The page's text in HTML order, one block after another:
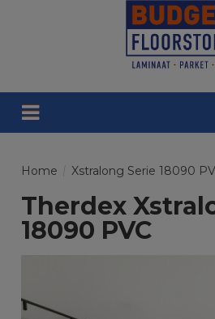
Home Xstralong Serie 18090
Therdex
18090 PVC